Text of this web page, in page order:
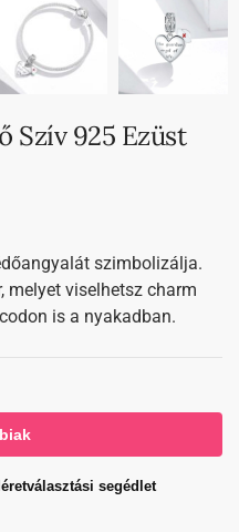
Szív 925 Ezüst
szimbolizálja.
melyet viselhetsz charm
is a nyakadban.
segédlet